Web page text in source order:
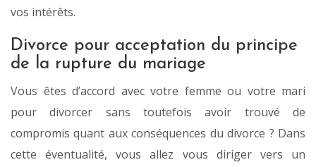
vos intérêts.
Divorce pour acceptation du principe
de la rupture du mariage
Vous êtes d’accord avec votre femme ou votre mari
pour divorcer sans toutefois avoir trouvé de
compromis quant aux conséquences du divorce ? Dans
cette éventualité, vous allez vous diriger vers un